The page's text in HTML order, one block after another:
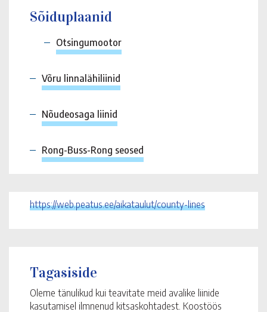
Sõiduplaanid
Otsingumootor
Võru linnalähiliinid
Nõudeosaga liinid
Rong-Buss-Rong seosed
https://web.peatus.ee/aikataulut/county-lines
Tagasiside
Oleme tänulikud kui teavitate meid avalike liinide
kasutamisel ilmnenud kitsaskohtadest. Koostöös